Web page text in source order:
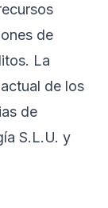
de
La
de los
de
S.L.U. y